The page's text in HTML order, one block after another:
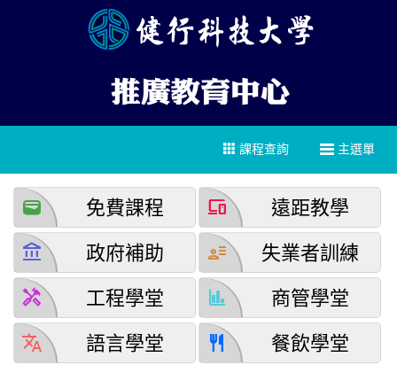
主選單
課程查詢
wallet 免費課程 devices 遠距教學
account_balance 政府補助 user_attributes 失業者訓練
handyman 工程學堂 finance 商管學堂
translate 語言學堂 restaurant 餐飲學堂